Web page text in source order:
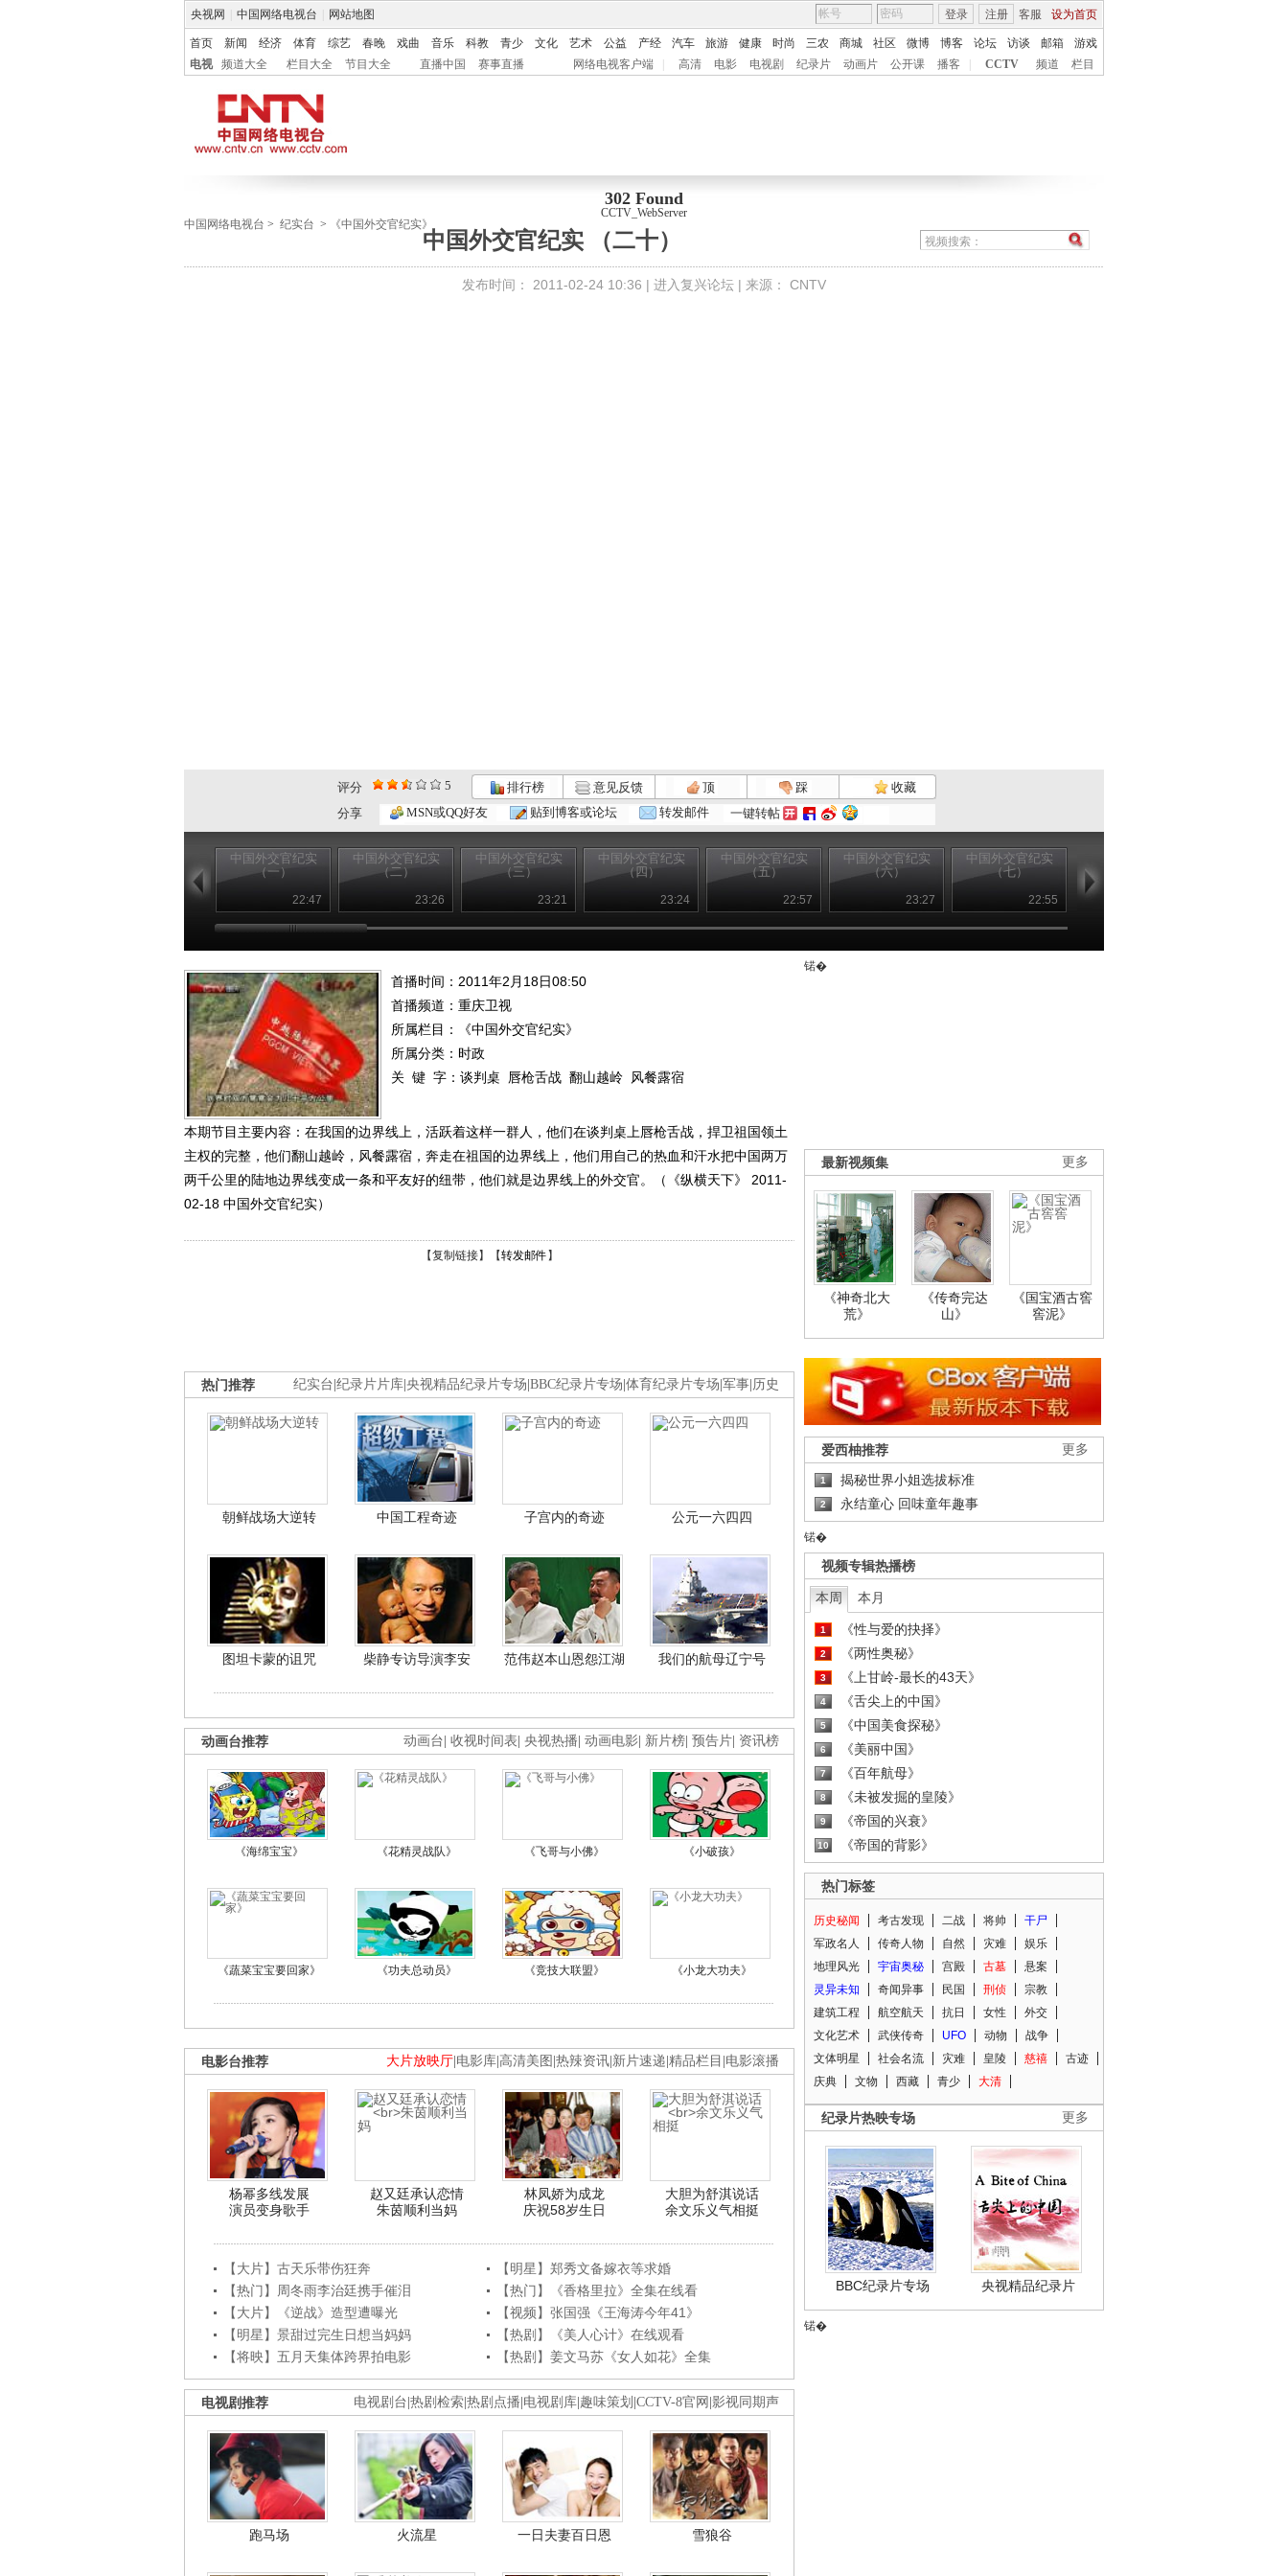
央视网 中国网络电视台 网站地图 客服 设为首页
登录 注册
首页 新闻 经济 体育 综艺 春晚 戏曲 音乐 科教 青少 文化 艺术 公益 产经 汽车 旅游 健康 时尚 三农 商城 社区 微博 博客 论坛 访谈 邮箱
游戏
电视
频道大全 栏目大全 节目大全 直播中国 赛事直播 网络电视客户端 高清 电影 电视剧 纪录片 动画片 公开课 播客 CCTV 频道 栏目
302 Found
CCTV_WebServer
中国网络电视台 > 纪实台 > 《中国外交官纪实》
中国外交官纪实 （二十）
发布时间： 2011-02-24 10:36 | 进入复兴论坛 | 来源： CNTV
评分 5 排行榜 意见反馈 顶 踩
收藏
分享
MSN或QQ好友 贴到博客或论坛 转发邮件 一键转帖
中国外交官纪实
（一）
22:47
中国外交官纪实
（二）
23:26
中国外交官纪实
（三）
23:21
中国外交官纪实
（四）
23:24
中国外交官纪实
（五）
22:57
中国外交官纪实
（六）
23:27
中国外交官纪实
（七）
22:55
首播时间：2011年2月18日08:50
首播频道： 重庆卫视
所属栏目：
《中国外交官纪实》
所属分类：时政
关 键 字： 谈判桌 唇枪舌战 翻山越岭 风餐露宿
本期节目主要内容：在我国的边界线上，活跃着这样一群人，他们在谈判桌上唇枪舌战，捍卫祖国领土
主权的完整，他们翻山越岭，风餐露宿，奔走在祖国的边界线上，他们用自己的热血和汗水把中国两万
两千公里的陆地边界线变成一条和平友好的纽带，他们就是边界线上的外交官。（《纵横天下》 2011-
02-18 中国外交官纪实）
【复制链接】【转发邮件 】
纪实台 纪录片片库 央视精品纪录片专场 BBC纪录片专场 体育纪录片专场 军事 历史
热门推荐
朝鲜战场大逆转 中国工程奇迹 子宫内的奇迹 公元一六四四
图坦卡蒙的诅咒 柴静专访导演李安 范伟赵本山恩怨江湖 我们的航母辽宁号
动画台 收视时间表 央视热播 动画电影 新片榜 预告片 资讯榜
动画台推荐
《海绵宝宝》 《花精灵战队》 《飞哥与小佛》 《小破孩》
《蔬菜宝宝要回家》 《功夫总动员》 《竞技大联盟》 《小龙大功夫》
大片放映厅 电影库 高清美图 热辣资讯 新片速递 精品栏目 电影滚播
电影台推荐
杨幂多线发展
演员变身歌手
赵又廷承认恋情
朱茵顺利当妈
林凤娇为成龙
庆祝58岁生日
大胆为舒淇说话
余文乐义气相挺
【大片】古天乐带伤狂奔
【明星】郑秀文备嫁衣等求婚
【热门】周冬雨李治廷携手催泪
【热门】《香格里拉》全集在线看
【大片】《逆战》造型遭曝光
【视频】张国强《王海涛今年41》
【明星】景甜过完生日想当妈妈
【热剧】《美人心计》在线观看
【将映】五月天集体跨界拍电影
【热剧】姜文马苏《女人如花》全集
电视剧台 热剧检索 热剧点播 电视剧库 趣味策划 CCTV-8官网 影视同期声
电视剧推荐
跑马场 火流星 一日夫妻百日恩 雪狼谷
锘�
更多
最新视频集
《神奇北大
荒》
《传奇完达
山》
《国宝酒古窖
窖泥》
更多
爱西柚推荐
1 揭秘世界小姐选拔标准
2 永结童心 回味童年趣事
锘�
视频专辑热播榜
本周 本月
1 《性与爱的抉择》
2 《两性奥秘》
3 《上甘岭-最长的43天》
4 《舌尖上的中国》
5 《中国美食探秘》
6 《美丽中国》
7 《百年航母》
8 《未被发掘的皇陵》
9 《帝国的兴衰》
10 《帝国的背影》
热门标签
历史秘闻 考古发现 二战 将帅
干尸
军政名人
传奇人物 自然 灾难
娱乐
地理风光
宇宙奥秘 宫殿 古墓
悬案
灵异未知
奇闻异事 民国 刑侦
宗教
建筑工程
航空航天 抗日 女性
外交
文化艺术
武侠传奇 UFO 动物
战争
文体明星
社会名流 灾难 皇陵 慈禧
古迹
庆典
文物 西藏 青少 大清
更多
纪录片热映专场
BBC纪录片专场 央视精品纪录片
锘�